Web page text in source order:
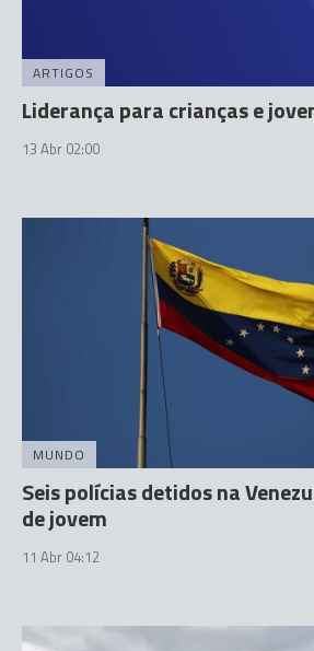
ARTIGOS
Liderança para crianças e
13 Abr 02:00
MUNDO
Seis polícias detidos na
de jovem
11 Abr 04:12